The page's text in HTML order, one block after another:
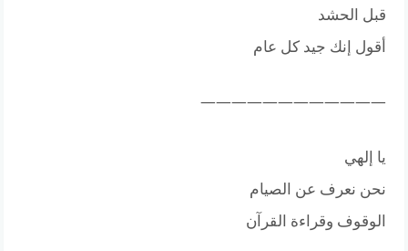
قبل الحشد
أقول إنك جيد كل عام
————————————
يا إلهي
نحن نعرف عن الصيام
الوقوف وقراءة القرآن